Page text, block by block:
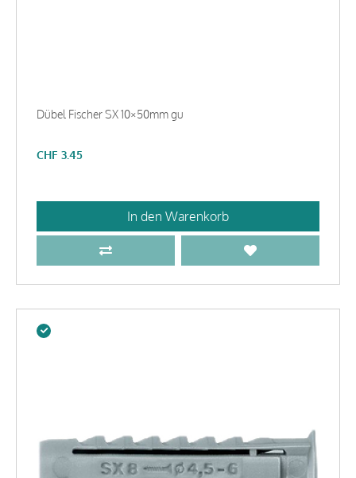
Dübel Fischer SX 10×50mm gu
CHF 3.45
In den Warenkorb